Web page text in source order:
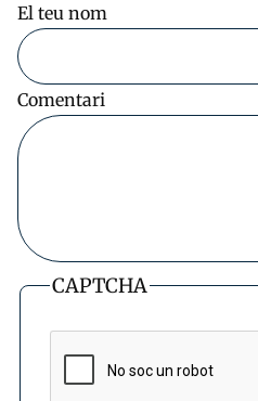
El teu nom
Comentari
CAPTCHA